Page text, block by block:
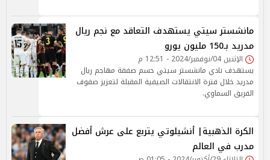
مانشستر سيتي يستهدف التعاقد مع نجم ريال
مدريد بـ150 مليون يورو
الإثنين 04/نوفمبر/2024 - 12:51 م
يستهدف نادي مانشستر سيتي حسم صفقة مهاجم ريال
مدريد خلال فترة الانتقالات الصيفية المقبلة لتعزيز صفوف
الفريق السماوي.
الكرة الذهبية| أنشيلوتي يتربع على عرش أفضل
مدرب في العالم